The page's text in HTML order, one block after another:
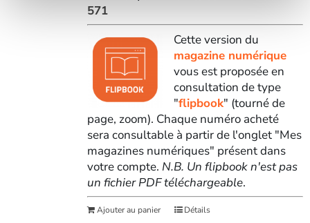
571
Cette version du
magazine numérique
vous est proposée en
consultation de type
"flipbook" (tourné de
page, zoom). Chaque numéro acheté
sera consultable à partir de l'onglet "Mes
magazines numériques" présent dans
votre compte. N.B. Un flipbook n'est pas
un fichier PDF téléchargeable.
Ajouter au panier Détails